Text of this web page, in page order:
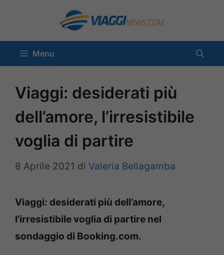
contenuto
Menu
Viaggi: desiderati più
dell’amore, l’irresistibile
voglia di partire
8 Aprile 2021 di Valeria Bellagamba
Viaggi: desiderati più dell’amore,
l’irresistibile voglia di partire nel
sondaggio di Booking.com.